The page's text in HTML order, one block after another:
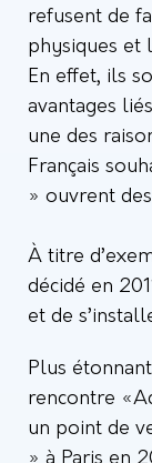
refusent de
physiques et
En effet, ils
avantages
une des
Français
» ouvrent
À titre
décidé en
et de
Plus
rencontre
un point de